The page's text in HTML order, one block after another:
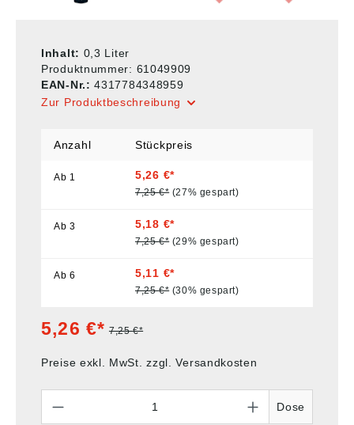
Inhalt: 0,3 Liter
Produktnummer: 61049909
EAN-Nr.:4317784348959
Zur Produktbeschreibung
Anzahl Stückpreis
Ab 1 5,26 €*
7,25 €* (27% gespart)
Ab 3 5,18 €*
7,25 €* (29% gespart)
Ab 6 5,11 €*
7,25 €* (30% gespart)
5,26 €* 7,25 €*
Preise exkl. MwSt. zzgl. Versandkosten
Dose